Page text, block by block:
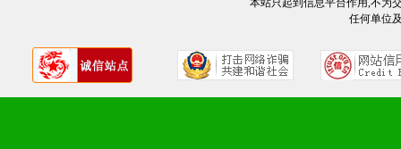
本站只起到信息平台作用,不为
任何单位